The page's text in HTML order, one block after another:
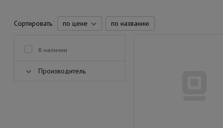
Сортировать по цене по названию
В наличии
Производитель